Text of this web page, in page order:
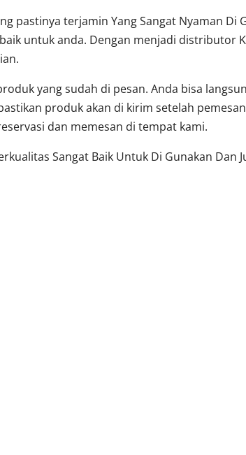
pastinya terjamin Yang Sangat Nyaman Di
untuk anda. Dengan menjadi distributor
yang sudah di pesan. Anda bisa
produk akan di kirim setelah
dan memesan di tempat kami.
Sangat Baik Untuk Di Gunakan Dan